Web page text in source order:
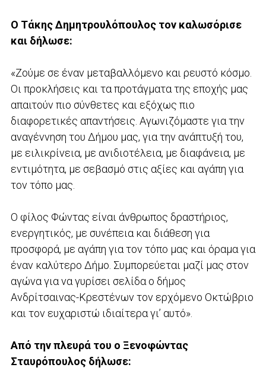
Ο Τάκης Δημητρουλόπουλος τον καλωσόρισε
και δήλωσε:
«Ζούμε σε έναν μεταβαλλόμενο και ρευστό κόσμο.
Οι προκλήσεις και τα προτάγματα της εποχής μας
απαιτούν πιο σύνθετες και εξόχως πιο
διαφορετικές απαντήσεις. Αγωνιζόμαστε για την
αναγέννηση του Δήμου μας, για την ανάπτυξή του,
με ειλικρίνεια, με ανιδιοτέλεια, με διαφάνεια, με
εντιμότητα, με σεβασμό στις αξίες και αγάπη για
τον τόπο μας.
Ο φίλος Φώντας είναι άνθρωπος δραστήριος,
ενεργητικός, με συνέπεια και διάθεση για
προσφορά, με αγάπη για τον τόπο μας και όραμα για
έναν καλύτερο Δήμο. Συμπορεύεται μαζί μας στον
αγώνα για να γυρίσει σελίδα ο δήμος
Ανδρίτσαινας-Κρεστένων τον ερχόμενο Οκτώβριο
και τον ευχαριστώ ιδιαίτερα γι’ αυτό».
Από την πλευρά του ο Ξενοφώντας
Σταυρόπουλος δήλωσε: